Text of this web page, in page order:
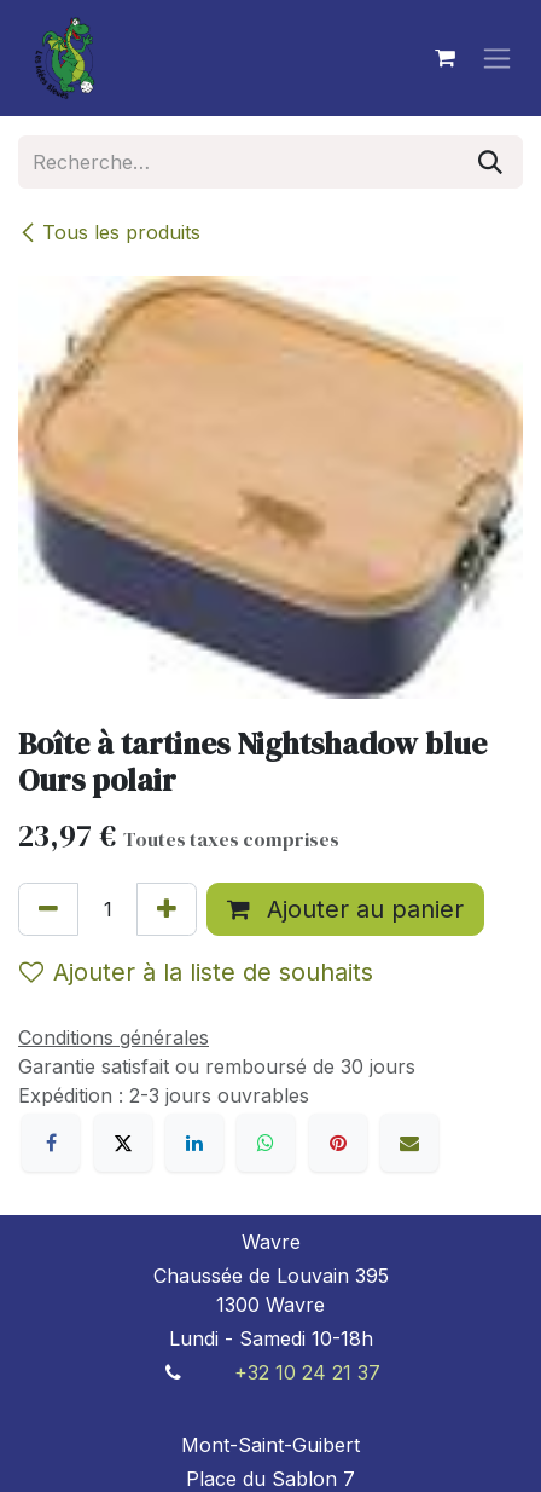
Se rendre au contenu
Tous les produits
Boîte à tartines Nightshadow blue
Ours polair
23,97 € Toutes taxes comprises
Ajouter au panier
Ajouter à la liste de souhaits
Conditions générales
Garantie satisfait ou remboursé de 30 jours
Expédition : 2-3 jours ouvrables
Wavre
Chaussée de Louvain 395
1300 Wavre
Lundi - Samedi 10-18h
+32 10 24 21 37
Mont-Saint-Guibert
Place du Sablon 7